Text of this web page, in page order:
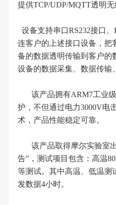
提供TCP/UDP/MQTT透明无
设备支持串口RS232接口
连客户的上述接口设备，把
备的数据透明传输到客户的
设备的数据采集、数据传输
该产品拥有ARM7工业
护，不但通过电力3000V电
术，产品性能稳定可靠。
该产品取得摩尔实验室
告”，测试项目包含：高温
等测试。其中高温、低温测
发数据4小时。